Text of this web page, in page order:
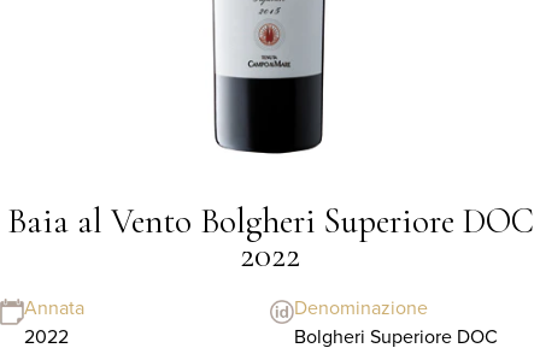
Baia al Vento Bolgheri Superiore DOC
2022
Annata
2022
Denominazione
Bolgheri Superiore DOC